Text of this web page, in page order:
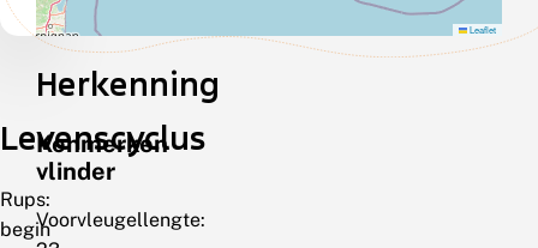
Leaflet
Levenscyclus
Rups:
begin
Herkenning
Kenmerken
vlinder
Voorvleugellengte: